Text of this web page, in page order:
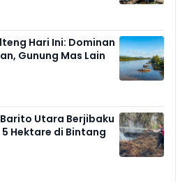
Hari Ini: Dominan
Gunung Mas Lain
Utara Berjibaku
Hektare di Bintang